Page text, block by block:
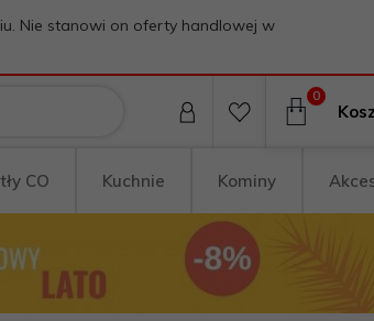
Nie stanowi on oferty handlowej w
0
CO Kuchnie Kominy